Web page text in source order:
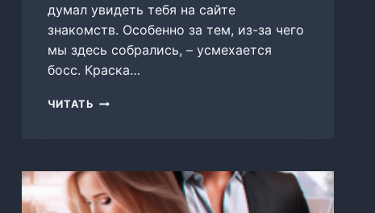
думал увидеть тебя на сайте
знакомств. Особенно за тем, из-за чего
мы здесь собрались, – усмехается
босс. Краска…
ЧИТАТЬ БОСС,